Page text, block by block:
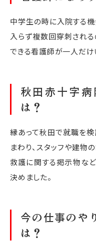
中学生の時に入院する
入らず複数回穿刺され
できる看護師が一人だけ
秋田赤十字
は？
縁あって秋田で就職を
まわり、スタッフや建物
救護に関する掲示物な
決めました。
今の仕事のや
は？